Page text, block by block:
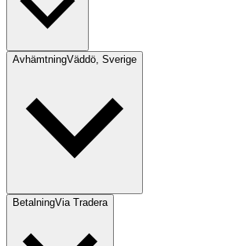
AvhämtningVäddö, Sverige
BetalningVia Tradera